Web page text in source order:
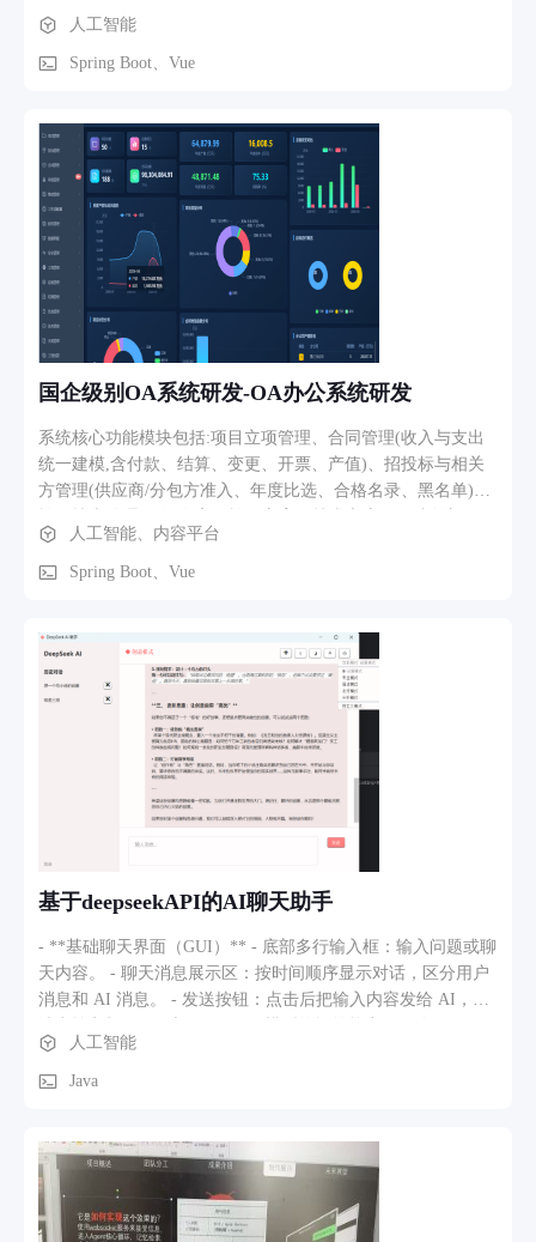
接，即可获得可直接粘贴进公众号编辑器的高质量成稿。 核心
功能模块：（1）多智能体协作编排——Main 智能体负责任务
合格自动打回重写，最多迭代 6 轮；（2）素材自动抓取——
支持 GitHub 开源项目、网页链接、纯文字素材三种任务模
式，自动抓取并清洗正文注入写作上下文；（3）"反思"经验库
——审稿中发现的问题自动归档并按出现次数升级关注等级
（L1→L4），升满后自动转为一票否决红线，使审核标准随使
用不断进化；（4）配套能力——任务管理与持久化、可插拔
写作技能（如爆款标题公式）、在线文件浏览编辑、模型与密
钥热切换、token 用量与成本实时统计 业务流程：用户在网页
端填写主题/素材与风格要求并提交任务 → 后端自动抓取链接
素材 → Main 打包下发 → Writer 写稿 → Publisher 审稿打分 →
未达标则携带修改意见回炉迭代 → 通过后自动落盘生成
Markdown 源文件与内联样式 HTML（适配公众号排版，可直
接粘贴发布）→ Main 生成交付说明。全程通过 WebSocket 逐
字流式推送各智能体输出，用户可实时旁观、随时补充信息或
取消任务。
人工智能
Spring Boot、Vue
国企级别OA系统研发-OA办公系统研发
系统核心功能模块包括:项目立项管理、合同管理(收入与支出
统一建模,含付款、结算、变更、开票、产值)、招投标与相关
方管理(供应商/分包方准入、年度比选、合格名录、黑名单)、
安全/质量/环境管理(危险作业、隐患排查、分部分项验收、环
境监测、固废危废、职业健康)、设备物资管理(采购、库存、
→ 招标比选定标 → 签订合同 → 施工过程管理(技术交底、质
量验收、安全环境管控) → 进度上报与产值统计 → 成本归集
分析 → 竣工移交,各环节通过证书到期、整改超期、合同变更
等规则自动触发预警。
人工智能、内容平台
Spring Boot、Vue
基于deepseekAPI的AI聊天助手
- **基础聊天界面（GUI）** - 底部多行输入框：输入问题或聊
天内容。 - 聊天消息展示区：按时间顺序显示对话，区分用户
消息和 AI 消息。 - 发送按钮：点击后把输入内容发给 AI，并
POST 调用 DeepSeek 的聊天接口，将用户输入和历史对话一起
打包为 JSON 发送。 - 解析 DeepSeek 返回的 JSON，提取模型
续请求的上下文。 - 每次对话自动保存为本地 JSON 文件，包
含消息角色、内容、时间戳和头像路径。 - 左侧“历史对话”列
表可以随时打开旧对话并恢复到聊天窗口。 - **多模式 / 自定
义模式** - 内置多种预设模式（如专业 / 简洁 / 友好 / 分析 / 创
人工智能
Java